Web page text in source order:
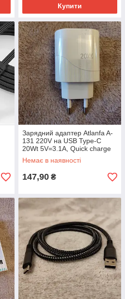
Купити
Зарядний адаптер Atlanfa A-
131 220V на USB Type-C
20Wt 5V=3.1A, Quick charge
Немає в наявності
147,90 ₴